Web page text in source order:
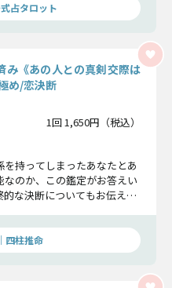
占タロット
み《あの人との真剣交際は
め/恋決断
1回 1,650円（税込）
持ってしまったあなたとあ
のか、この鑑定がお答えい
な決断についてもお伝えい
四柱推命